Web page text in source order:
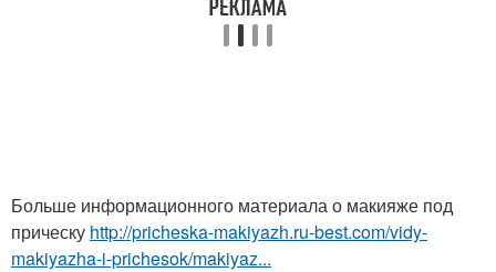
Больше информационного материала о макияже под
прическу http://pricheska-makiyazh.ru-best.com/vidy-
makiyazha-i-prichesok/makiyaz...